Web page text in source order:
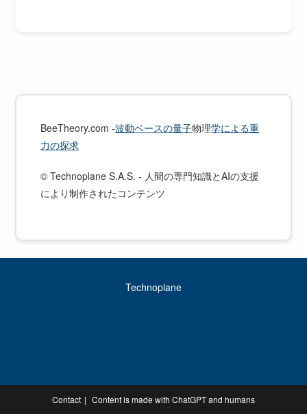
BeeTheory.com -波動ベースの量子物理学による重
力の探求
© Technoplane S.A.S. - 人間の専門知識とAIの支援
により制作されたコンテンツ
Technoplane
Contact Content is made with ChatGPT and humans